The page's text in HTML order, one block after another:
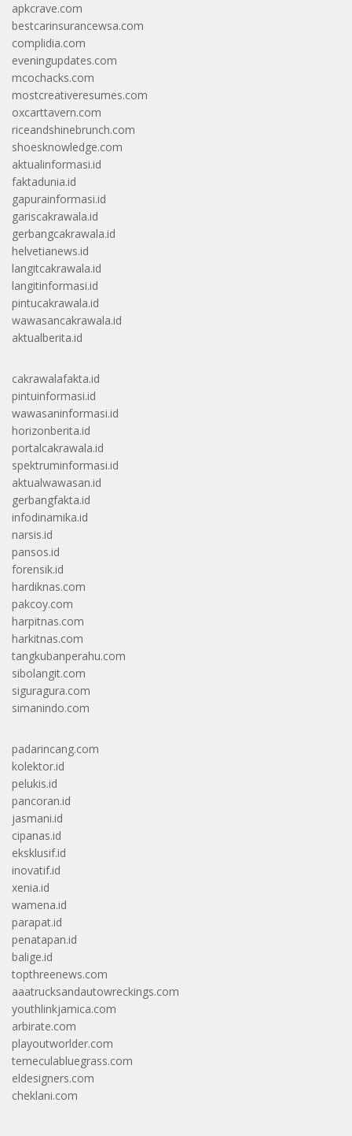
apkcrave.com
bestcarinsurancewsa.com
complidia.com
eveningupdates.com
mcochacks.com
mostcreativeresumes.com
oxcarttavern.com
riceandshinebrunch.com
shoesknowledge.com
aktualinformasi.id
faktadunia.id
gapurainformasi.id
gariscakrawala.id
gerbangcakrawala.id
helvetianews.id
langitcakrawala.id
langitinformasi.id
pintucakrawala.id
wawasancakrawala.id
aktualberita.id
cakrawalafakta.id
pintuinformasi.id
wawasaninformasi.id
horizonberita.id
portalcakrawala.id
spektruminformasi.id
aktualwawasan.id
gerbangfakta.id
infodinamika.id
narsis.id
pansos.id
forensik.id
hardiknas.com
pakcoy.com
harpitnas.com
harkitnas.com
tangkubanperahu.com
sibolangit.com
siguragura.com
simanindo.com
padarincang.com
kolektor.id
pelukis.id
pancoran.id
jasmani.id
cipanas.id
eksklusif.id
inovatif.id
xenia.id
wamena.id
parapat.id
penatapan.id
balige.id
topthreenews.com
aaatrucksandautowreckings.com
youthlinkjamica.com
arbirate.com
playoutworlder.com
temeculabluegrass.com
eldesigners.com
cheklani.com